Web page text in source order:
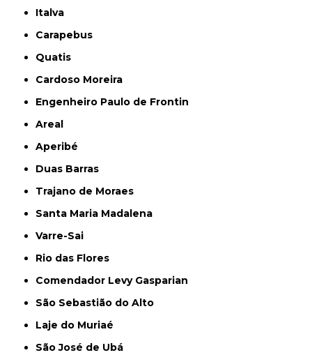
Italva
Carapebus
Quatis
Cardoso Moreira
Engenheiro Paulo de Frontin
Areal
Aperibé
Duas Barras
Trajano de Moraes
Santa Maria Madalena
Varre-Sai
Rio das Flores
Comendador Levy Gasparian
São Sebastião do Alto
Laje do Muriaé
São José de Ubá